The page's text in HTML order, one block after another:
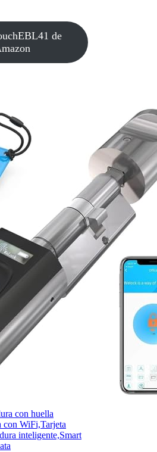
de
con huella
con WiFi,Tarjeta
inteligente,Smart